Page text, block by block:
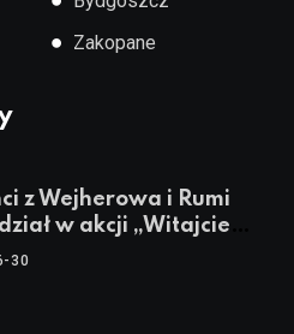
● Zakopane
z Wejherowa i Rumi
w akcji „Witajcie
30